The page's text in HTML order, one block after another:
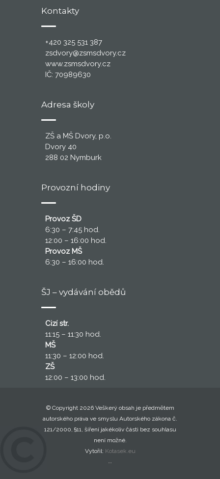
Kontakty
+420 325 531 387
zsdvory@zsmsdvory.cz
www.zsmsdvory.cz
IČ: 70989630
Adresa školy
ZŠ a MŠ Dvory, p.o.
Dvory 40
288 02 Nymburk
Provozní hodiny
Provoz ŠD
6:30 – 7:45 hod.
12:00 – 16:00 hod.
Provoz MŠ
6:30 – 16:00 hod.
ŠJ – vydávání obědů
Cizí str.
11:15 – 11:30 hod.
MŠ
11:30 – 12:00 hod.
ZŠ
12:00 – 13:00 hod.
© Copyright 2026 Veškerý obsah je předmětem
autorského práva ve smyslu Autorského zákona č.
121/2000, §11, šíření jakékoliv části bez souhlasu
není možné.
Vytořil: Kotasek.eu
..